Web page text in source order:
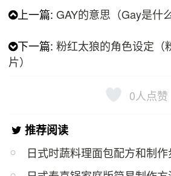
上一篇:GAY的意思（Gay是什
下一篇:粉红太狼的角色设定（
片）
0人点赞
推荐阅读
日式时蔬料理面包配方和制作